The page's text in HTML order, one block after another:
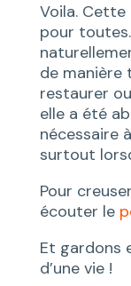
Voila.
pour
de manière
restaurer
elle a été
nécessaire
surtout
Pour
écouter le
Et gardons
d’une vie !